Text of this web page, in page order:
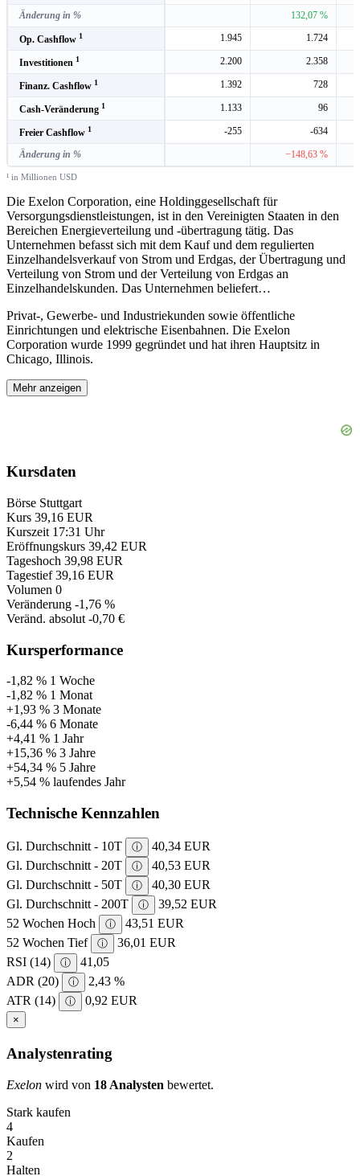
Änderung in % 132,07 %
Op. Cashflow 1 1.945 1.724
Investitionen 1 2.200 2.358
Finanz. Cashflow 1 1.392 728
Cash-Veränderung 1 1.133 96
Freier Cashflow 1 -255 -634
Änderung in % −148,63 %
¹ in Millionen USD
Die Exelon Corporation, eine Holdinggesellschaft für
Versorgungsdienstleistungen, ist in den Vereinigten Staaten in den
Bereichen Energieverteilung und -übertragung tätig. Das
Unternehmen befasst sich mit dem Kauf und dem regulierten
Einzelhandelsverkauf von Strom und Erdgas, der Übertragung und
Verteilung von Strom und der Verteilung von Erdgas an
Einzelhandelskunden. Das Unternehmen beliefert…
Privat-, Gewerbe- und Industriekunden sowie öffentliche
Einrichtungen und elektrische Eisenbahnen. Die Exelon
Corporation wurde 1999 gegründet und hat ihren Hauptsitz in
Chicago, Illinois.
Mehr anzeigen
Kursdaten
Börse Stuttgart
Kurs 39,16 EUR
Kurszeit 17:31 Uhr
Eröffnungskurs 39,42 EUR
Tageshoch 39,98 EUR
Tagestief 39,16 EUR
Volumen 0
Veränderung -1,76 %
Veränd. absolut -0,70 €
Kursperformance
-1,82 % 1 Woche
-1,82 % 1 Monat
+1,93 % 3 Monate
-6,44 % 6 Monate
+4,41 % 1 Jahr
+15,36 % 3 Jahre
+54,34 % 5 Jahre
+5,54 % laufendes Jahr
Technische Kennzahlen
Gl. Durchschnitt - 10T ⓘ
40,34 EUR
Gl. Durchschnitt - 20T
ⓘ
40,53 EUR
Gl. Durchschnitt - 50T
ⓘ
40,30 EUR
Gl. Durchschnitt - 200T
ⓘ
39,52 EUR
52 Wochen Hoch
ⓘ
43,51 EUR
52 Wochen Tief
ⓘ
36,01 EUR
RSI (14)
ⓘ
41,05
ADR (20)
ⓘ
2,43 %
ATR (14)
ⓘ 0,92 EUR
×
Analystenrating
Exelon wird von 18 Analysten bewertet.
Stark kaufen
4
Kaufen
2
Halten